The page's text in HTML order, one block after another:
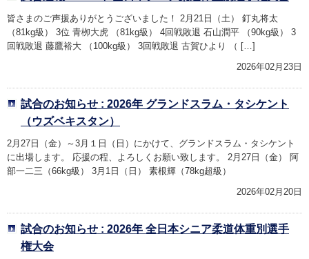
皆さまのご声援ありがとうございました！ 2月21日（土） 釘丸将太
（81kg級） 3位 青栁大虎 （81kg級） 4回戦敗退 石山潤平 （90kg級） 3
回戦敗退 藤鷹裕大 （100kg級） 3回戦敗退 古賀ひより （ […]
2026年02月23日
試合のお知らせ : 2026年 グランドスラム・タシケント
（ウズベキスタン）
2月27日（金）～3月１日（日）にかけて、グランドスラム・タシケント
に出場します。 応援の程、よろしくお願い致します。 2月27日（金） 阿
部一二三（66kg級） 3月1日（日） 素根輝（78kg超級）
2026年02月20日
試合のお知らせ : 2026年 全日本シニア柔道体重別選手
権大会